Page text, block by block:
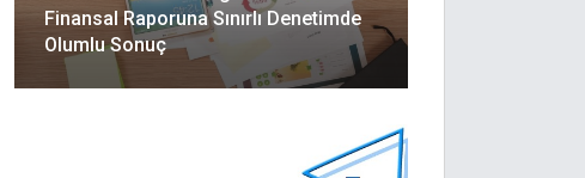
Finansal Raporuna Sınırlı Denetimde
Olumlu Sonuç